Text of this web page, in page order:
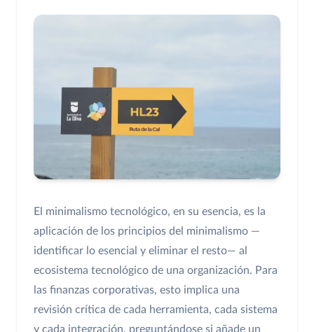
El minimalismo tecnológico, en su esencia, es la
aplicación de los principios del minimalismo —
identificar lo esencial y eliminar el resto— al
ecosistema tecnológico de una organización. Para
las finanzas corporativas, esto implica una
revisión crítica de cada herramienta, cada sistema
y cada integración, preguntándose si añade un